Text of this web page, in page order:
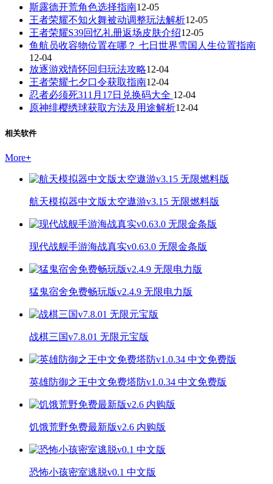
斯露德开荒角色选择指南12-05
王者荣耀不知火舞被动调整玩法解析12-05
王者荣耀S39回忆礼册返场皮肤介绍12-05
鱼航员收容物位置在哪？ 七日世界雪国人生位置指南
12-04
放逐游戏情怀回归玩法攻略12-04
王者荣耀七夕口令获取指南12-04
忍者必须死311月17日兑换码大全 12-04
原神绯樱绣球获取方法及用途解析12-04
相关软件
More+
航天模拟器中文版太空遨游v3.15 无限燃料版
现代战舰手游海战真实v0.63.0 无限金条版
猛鬼宿舍免费畅玩版v2.4.9 无限电力版
战棋三国v7.8.01 无限元宝版
英雄防御之王中文免费塔防v1.0.34 中文免费版
饥饿荒野免费最新版v2.6 内购版
恐怖小孩密室逃脱v0.1 中文版